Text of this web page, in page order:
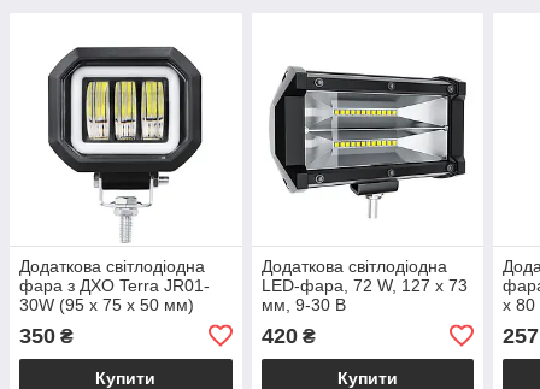
Додаткова світлодіодна
фара з ДХО Terra JR01-
30W (95 x 75 х 50 мм)
350 ₴
Купити
Додаткова світлодіодна
LED-фара, 72 W, 127 х 73
мм, 9-30 B
420₴
Купити
х
257